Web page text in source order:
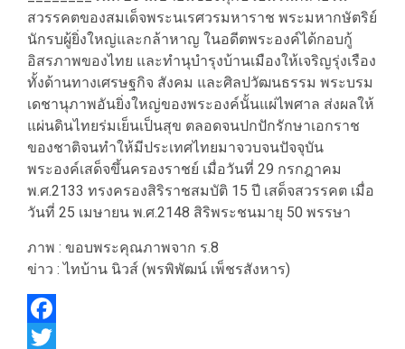
สวรรคตของสมเด็จพระนเรศวรมหาราช พระมหากษัตริย์
นักรบผู้ยิ่งใหญ่และกล้าหาญ ในอดีตพระองค์ได้กอบกู้
อิสรภาพของไทย และทำนุบำรุงบ้านเมืองให้เจริญรุ่งเรือง
ทั้งด้านทางเศรษฐกิจ สังคม และศิลปวัฒนธรรม พระบรม
เดชานุภาพอันยิ่งใหญ่ของพระองค์นั้นแผ่ไพศาล ส่งผลให้
แผ่นดินไทยร่มเย็นเป็นสุข ตลอดจนปกปักรักษาเอกราช
ของชาติจนทำให้มีประเทศไทยมาจวบจนปัจจุบัน
พระองค์เสด็จขึ้นครองราชย์ เมื่อวันที่ 29 กรกฎาคม
พ.ศ.2133 ทรงครองสิริราชสมบัติ 15 ปี เสด็จสวรรคต เมื่อ
วันที่ 25 เมษายน พ.ศ.2148 สิริพระชนมายุ 50 พรรษา
ภาพ : ขอบพระคุณภาพจาก ร.8
ข่าว : ไทบ้าน นิวส์ (พรพิพัฒน์ เพ็ชรสังหาร)
Facebook